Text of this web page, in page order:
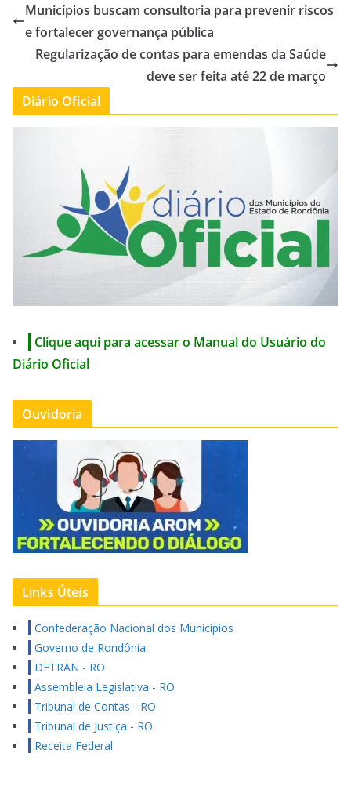
Municípios buscam consultoria para prevenir riscos
e fortalecer governança pública
Regularização de contas para emendas da Saúde
deve ser feita até 22 de março
Diário Oficial
Clique aqui para acessar o Manual do Usuário do
Diário Oficial
Ouvidoria
Links Úteis
Confederação Nacional dos Municípios
Governo de Rondônia
DETRAN - RO
Assembleia Legislativa - RO
Tribunal de Contas - RO
Tribunal de Justiça - RO
Receita Federal